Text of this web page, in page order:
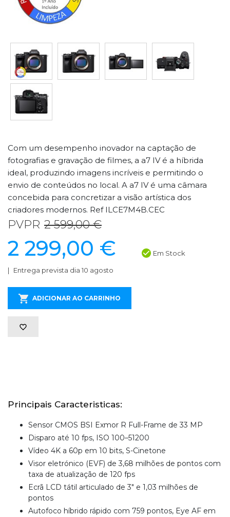
Com um desempenho inovador na captação de
fotografias e gravação de filmes, a a7 IV é a híbrida
ideal, produzindo imagens incríveis e permitindo o
envio de conteúdos no local. A a7 IV é uma câmara
concebida para concretizar a visão artística dos
criadores modernos. Ref ILCE7M4B.CEC
PVPR 2 599,00 €
2 299,00 € Em Stock
Entrega prevista dia 10 agosto
ADICIONAR AO CARRINHO
Principais Caracteristicas:
Sensor CMOS BSI Exmor R Full-Frame de 33 MP
Disparo até 10 fps, ISO 100–51200
Vídeo 4K a 60p em 10 bits, S-Cinetone
Visor eletrónico (EVF) de 3,68 milhões de pontos com
taxa de atualização de 120 fps
Ecrã LCD tátil articulado de 3" e 1,03 milhões de
pontos
Autofoco híbrido rápido com 759 pontos, Eye AF em